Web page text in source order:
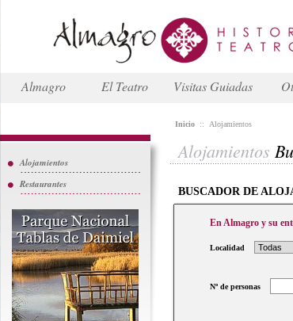
Almagro El Teatro Visitas Guiadas
Alojamientos
Restaurantes
Inicio :: Alojamientos
Alojamientos
BUSCADOR DE
En Almagro y su
Localidad
Nº de personas